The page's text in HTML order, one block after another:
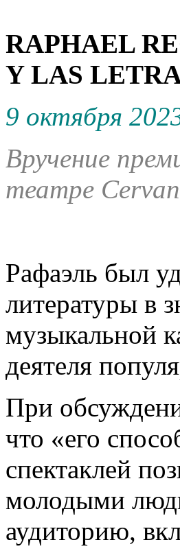
RAPHAEL
Y LAS
9 октября
Вручение
театре
Рафаэль был
литературы в
музыкальной
деятеля
При
что «его
спектаклей
молодыми
аудиторию,